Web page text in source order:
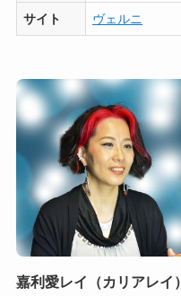
サイト ヴェルニ
嘉利愛レイ（カリアレイ）